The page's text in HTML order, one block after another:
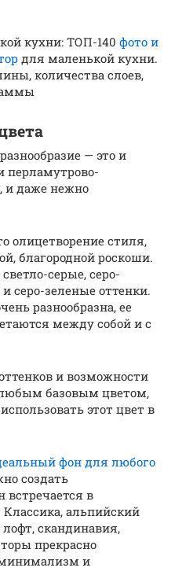
кухни: ТОП-140 фото и
для маленькой кухни.
количества слоев,
— это и
перламутрово-
даже нежно
олицетворение стиля,
благородной роскоши.
серые, серо-
серо-зеленые оттенки.
разнообразна, ее
между собой и с
и возможности
базовым цветом,
этот цвет в
фон для любого
создать
в
Классика, альпийский
скандинавия,
прекрасно
минимализм и